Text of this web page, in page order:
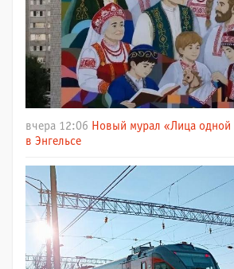
вчера 12:06 Новый мурал «Лица одной
в Энгельсе